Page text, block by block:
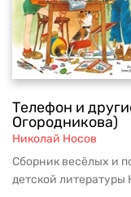
Телефон и
Огородникова)
Николай Носов
Сборник весёлых и
детской